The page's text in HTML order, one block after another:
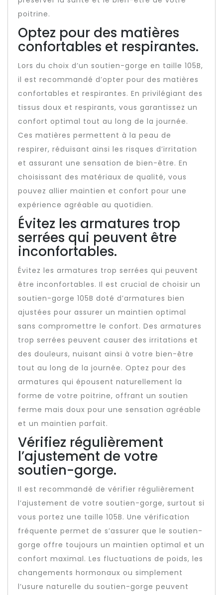
poitrine.
Optez pour des matières
confortables et respirantes.
Lors du choix d’un soutien-gorge en taille 105B,
il est recommandé d’opter pour des matières
confortables et respirantes. En privilégiant des
tissus doux et respirants, vous garantissez un
confort optimal tout au long de la journée.
Ces matières permettent à la peau de
respirer, réduisant ainsi les risques d’irritation
et assurant une sensation de bien-être. En
choisissant des matériaux de qualité, vous
pouvez allier maintien et confort pour une
expérience agréable au quotidien.
Évitez les armatures trop
serrées qui peuvent être
inconfortables.
Évitez les armatures trop serrées qui peuvent
être inconfortables. Il est crucial de choisir un
soutien-gorge 105B doté d’armatures bien
ajustées pour assurer un maintien optimal
sans compromettre le confort. Des armatures
trop serrées peuvent causer des irritations et
des douleurs, nuisant ainsi à votre bien-être
tout au long de la journée. Optez pour des
armatures qui épousent naturellement la
forme de votre poitrine, offrant un soutien
ferme mais doux pour une sensation agréable
et un maintien parfait.
Vérifiez régulièrement
l’ajustement de votre
soutien-gorge.
Il est recommandé de vérifier régulièrement
l’ajustement de votre soutien-gorge, surtout si
vous portez une taille 105B. Une vérification
fréquente permet de s’assurer que le soutien-
gorge offre toujours un maintien optimal et un
confort maximal. Les fluctuations de poids, les
changements hormonaux ou simplement
l’usure naturelle du soutien-gorge peuvent